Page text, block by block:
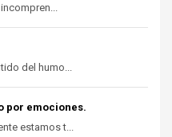
del humo...
por emociones.
estamos t...